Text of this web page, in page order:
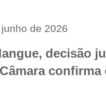
de 2026
decisão
confirma